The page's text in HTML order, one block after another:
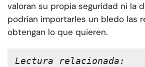
valoran su propia seguridad ni la
podrían importarles un bledo las
obtengan lo que quieren.
Lectura relacionada: